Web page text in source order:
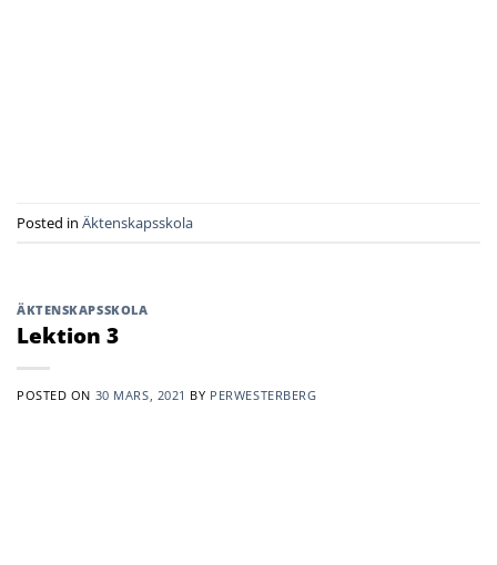
Posted in Äktenskapsskola
ÄKTENSKAPSSKOLA
Lektion 3
POSTED ON 30 MARS, 2021 BY PERWESTERBERG